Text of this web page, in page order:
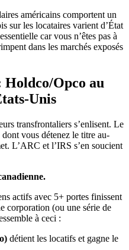
américains comportent un
sur les locataires varient d’État
car vous n’êtes pas à
dans les marchés exposés
Opco au
Unis
transfrontaliers s’enlisent. Le
vous détenez le titre au-
L’ARC et l’IRS s’en soucient
actifs avec 5+ portes finissent
corporation (ou une série de
à ceci :
détient les locatifs et gagne le